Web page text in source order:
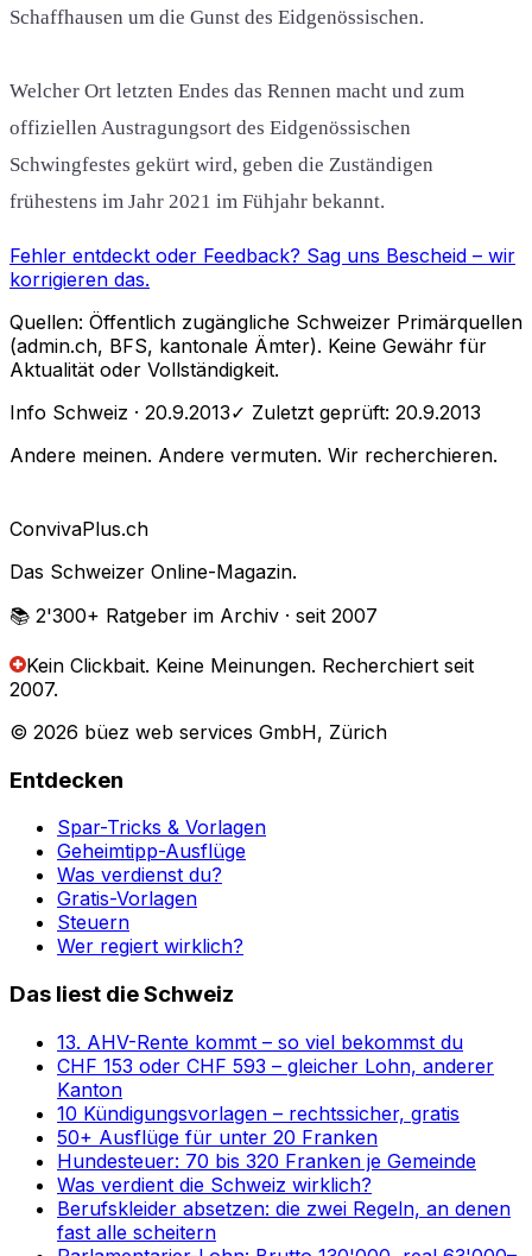
Schaffhausen um die Gunst des Eidgenössischen.
Welcher Ort letzten Endes das Rennen macht und zum
offiziellen Austragungsort des Eidgenössischen
Schwingfestes gekürt wird, geben die Zuständigen
frühestens im Jahr 2021 im Fühjahr bekannt.
Fehler entdeckt oder Feedback? Sag uns Bescheid – wir
korrigieren das.
Quellen: Öffentlich zugängliche Schweizer Primärquellen
(admin.ch, BFS, kantonale Ämter). Keine Gewähr für
Aktualität oder Vollständigkeit.
Info Schweiz · 20.9.2013✓ Zuletzt geprüft: 20.9.2013
Andere meinen. Andere vermuten. Wir recherchieren.
ConvivaPlus.ch
Das Schweizer Online-Magazin.
📚 2'300+ Ratgeber im Archiv · seit 2007
Kein Clickbait. Keine Meinungen. Recherchiert seit
2007.
© 2026 büez web services GmbH, Zürich
Entdecken
Spar-Tricks & Vorlagen
Geheimtipp-Ausflüge
Was verdienst du?
Gratis-Vorlagen
Steuern
Wer regiert wirklich?
Das liest die Schweiz
13. AHV-Rente kommt – so viel bekommst du
CHF 153 oder CHF 593 – gleicher Lohn, anderer
Kanton
10 Kündigungsvorlagen – rechtssicher, gratis
50+ Ausflüge für unter 20 Franken
Hundesteuer: 70 bis 320 Franken je Gemeinde
Was verdient die Schweiz wirklich?
Berufskleider absetzen: die zwei Regeln, an denen
fast alle scheitern